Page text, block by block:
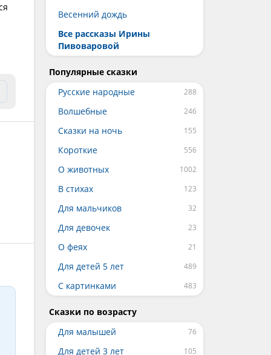
Весенний дождь
Все рассказы Ирины
Пивоваровой
Популярные сказки
Русские народные
Волшебные
Сказки на ночь
Короткие
О животных
В стихах
Для мальчиков
Для девочек
О феях
Для детей 5 лет
С картинками
Сказки по возрасту
Для малышей
Для детей 3 лет